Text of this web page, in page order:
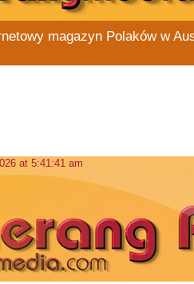
magazyn Polaków w